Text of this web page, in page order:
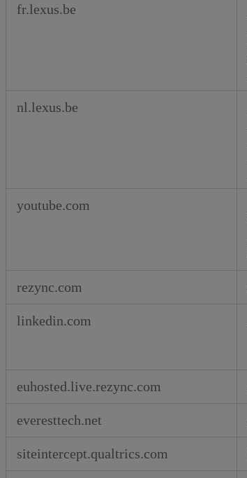
fr.lexus.be
nl.lexus.be
youtube.com
rezync.com
linkedin.com
euhosted.live.rezync.com
everesttech.net
siteintercept.qualtrics.com